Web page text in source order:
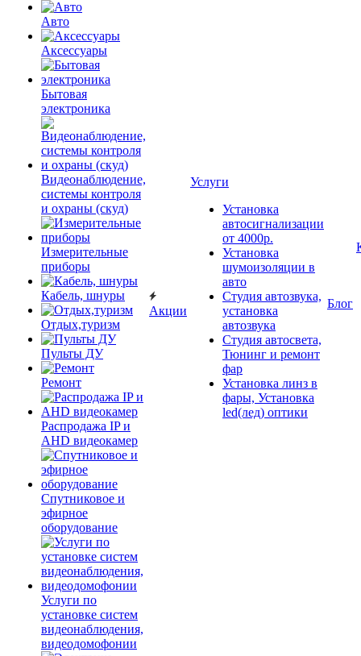
Авто
Аксессуары
Бытовая
электроника
Видеонаблюдение,
системы контроля
и охраны (скуд)
Измерительные
приборы
Кабель, шнуры
Отдых,туризм
Пульты ДУ
Ремонт
Распродажа IP и
AHD видеокамер
Спутниковое и
эфирное
оборудование
Услуги по
установке систем
видеонаблюдения,
видеодомофонии
Акции
Услуги
Установка
автосигнализации
от 4000р.
Установка
шумоизоляции в
авто
Студия автозвука,
установка
автозвука
Студия автосвета,
Тюнинг и ремонт
фар
Установка линз в
фары, Установка
led(лед) оптики
Блог